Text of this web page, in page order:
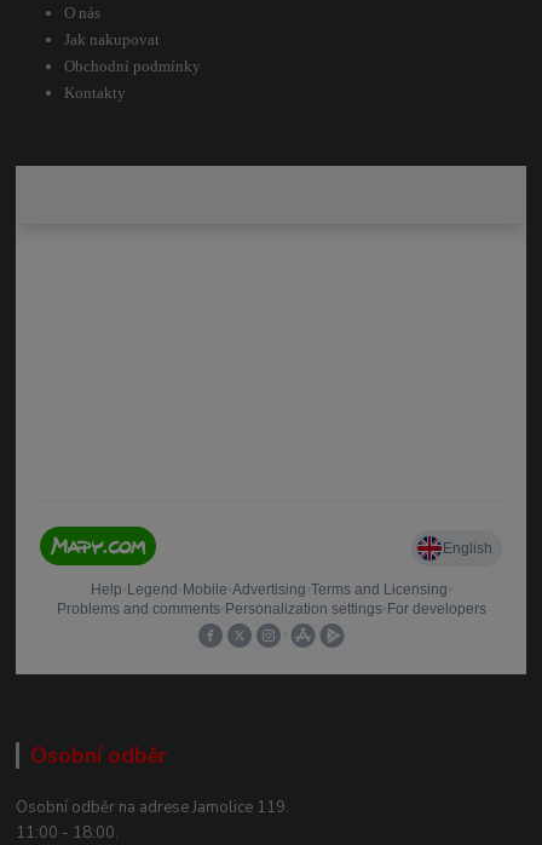
O nás
Jak nakupovat
Obchodní podmínky
Kontakty
Osobní odběr
Osobní odběr na adrese Jamolice 119.
11:00 - 18:00.